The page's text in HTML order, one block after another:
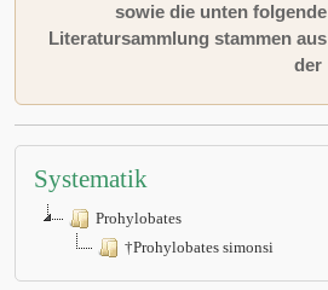
sowie die unten folgende
Literatursammlung stammen aus
der
Systematik
Prohylobates
†Prohylobates simonsi